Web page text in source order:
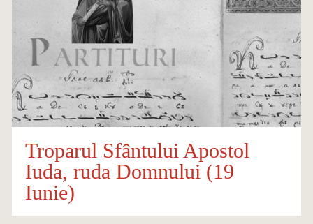
Troparul Sfântului Apostol
Iuda, ruda Domnului (19
Iunie)